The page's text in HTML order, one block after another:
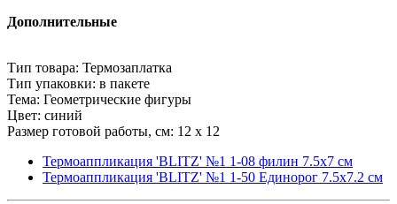
Дополнительные
Тип товара: Термозаплатка
Тип упаковки: в пакете
Тема: Геометрические фигуры
Цвет: синий
Размер готовой работы, см: 12 x 12
Термоаппликация 'BLITZ' №1 1-08 филин 7.5х7 см
Термоаппликация 'BLITZ' №1 1-50 Единорог 7.5х7.2 см